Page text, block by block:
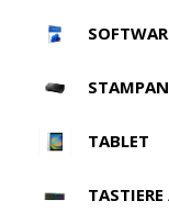
TABLET